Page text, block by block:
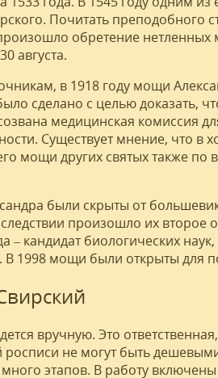
Почитать преподобного
обретение
августа.
в 1918 году мощи
сделано с целью доказать,
медицинская комиссия
Существует мнение, что в
мощи других святых также по
были скрыты от
произошло их второе
кандидат биологических наук,
В 1998 мощи были открыты для
вручную. Это
не могут быть
этапов. В работу